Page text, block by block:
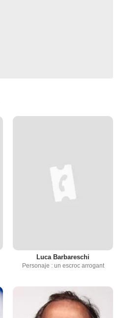
Luca Barbareschi
Personaje : un escroc arrogant